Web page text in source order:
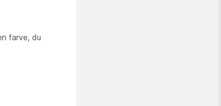
farve, du